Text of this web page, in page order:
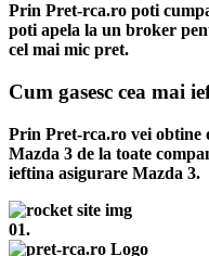
Prin Pret-rca.ro poti
poti apela la un broker
cel mai mic pret.
Cum gasesc cea mai
Prin Pret-rca.ro vei obtine
Mazda 3 de la toate
ieftina asigurare Mazda 3.
01.